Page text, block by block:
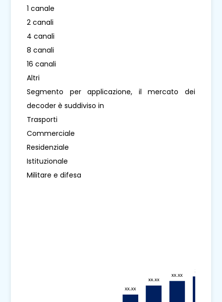
1 canale
2 canali
4 canali
8 canali
16 canali
Altri
Segmento per applicazione, il mercato dei
decoder è suddiviso in
Trasporti
Commerciale
Residenziale
Istituzionale
Militare e difesa